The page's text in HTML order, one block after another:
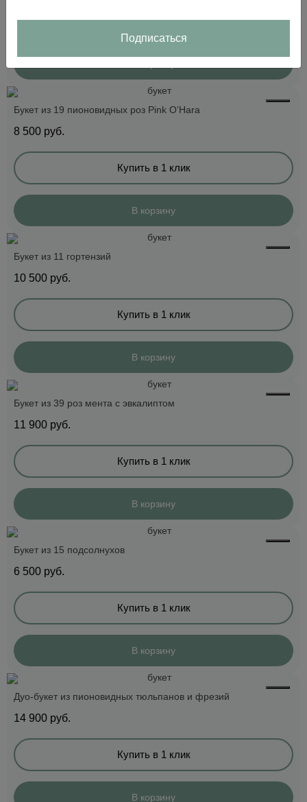
Купить в 1 клик
Букет из 19 пионовидных роз Pink O’Hara
8 500 руб.
Купить в 1 клик
В корзину
Букет из 11 гортензий
10 500 руб.
Купить в 1 клик
В корзину
Букет из 39 роз мента с эвкалиптом
11 900 руб.
Купить в 1 клик
В корзину
Букет из 15 подсолнухов
6 500 руб.
Купить в 1 клик
В корзину
Дуо-букет из пионовидных тюльпанов и фрезий
14 900 руб.
Купить в 1 клик
В корзину
Подписаться